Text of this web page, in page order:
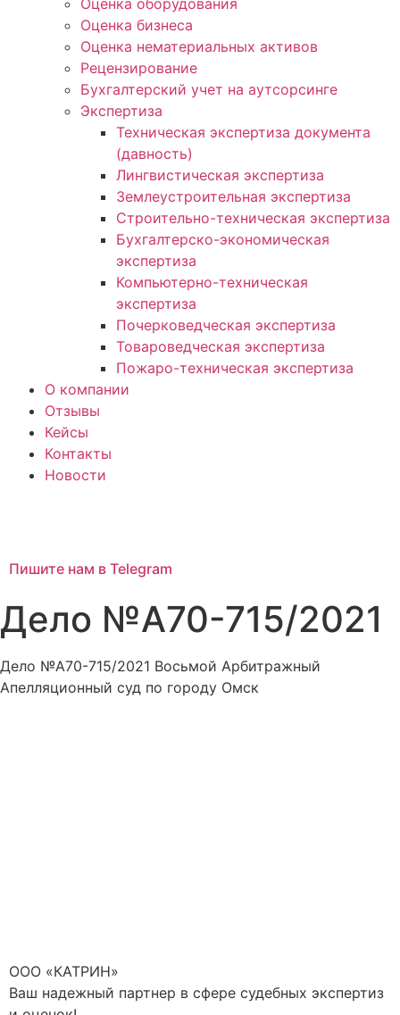
Оценка оборудования
Оценка бизнеса
Оценка нематериальных активов
Рецензирование
Бухгалтерский учет на аутсорсинге
Экспертиза
Техническая экспертиза документа
(давность)
Лингвистическая экспертиза
Землеустроительная экспертиза
Строительно-техническая экспертиза
Бухгалтерско-экономическая
экспертиза
Компьютерно-техническая
экспертиза
Почерковедческая экспертиза
Товароведческая экспертиза
Пожаро-техническая экспертиза
О компании
Отзывы
Кейсы
Контакты
Новости
Пишите нам в Telegram
Дело №А70-715/2021
Дело №А70-715/2021 Восьмой Арбитражный
Апелляционный суд по городу Омск
ООО «КАТРИН»
Ваш надежный партнер в сфере судебных экспертиз